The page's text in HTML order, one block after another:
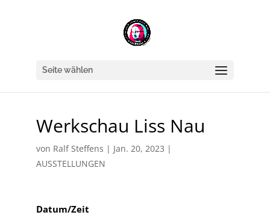
Seite wählen
Werkschau Liss Nau
von Ralf Steffens | Jan. 20, 2023 |
AUSSTELLUNGEN
Datum/Zeit